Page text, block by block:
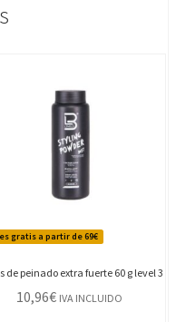
gratis a partir de 69€
de peinado extra fuerte 60 g level 3
10,96€ IVA INCLUIDO